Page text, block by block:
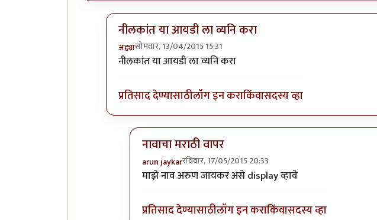
नीलकांत या आयडी ला व्यनि करा
अद्द्यासोमवार, 13/04/2015 15:31
In reply touser namebyबापू नारू
नीलकांत या आयडी ला व्यनि करा
प्रतिसाद देण्यासाठीलॉग इन कराकिंवासदस्य व्हा
नावाचा मराठी वापर
arun jaykarरविवार, 17/05/2015 20:33
In reply toनीलकांत या आयडी ला व्यनि करा
माझे नाव अरुण जायकर असे display व्हावे
प्रतिसाद देण्यासाठीलॉग इन कराकिंवासदस्य व्हा